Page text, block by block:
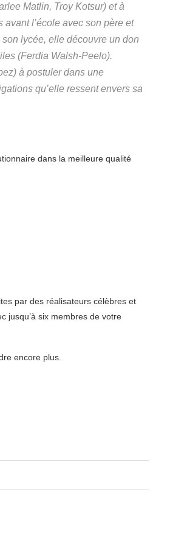
Matlin, Troy Kotsur) et à
l’école avec son père et
lycée, elle découvre un don
(Ferdia Walsh-Peelo).
à postuler dans une
qu’elle ressent envers sa
dans la meilleure qualité
par des réalisateurs célèbres et
jusqu’à six membres de votre
encore plus.